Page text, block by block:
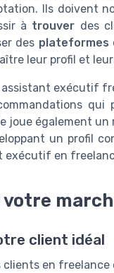
Ils doivent
à trouver des
des plateformes
leur profil et
assistant exécutif
joue également un
un profil
exécutif en
client idéal
clients en